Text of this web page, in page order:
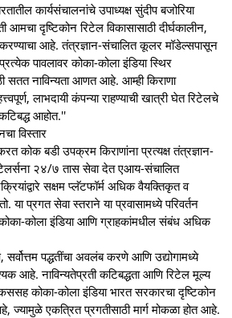
कार्यसंचालनांचे उपाध्‍यक्ष सुंदीप बजोरिया
आमचा दृष्टिकोन रिटेल विकासासाठी दीर्घकालीन,
आहे. तंत्रज्ञान-संचालित कूलर मॉडेल्‍सपासून
पावलावर कोका-कोला इंडिया स्थिर
सतत नाविन्‍यता आणत आहे. आम्‍ही किराणा
लाभदायी कंपन्‍या राहण्‍याची खात्री घेत रिटेलचे
आहोत.''
विस्‍तार
कोक बडी उपक्रम किराणांना प्रत्‍यक्ष तंत्रज्ञान-
२४/७ तास सेवा देत एआय-संचालित
सक्षम प्‍लॅटफॉर्म अधिक वैयक्तिकृत व
या प्रगत सेवा स्तराने या प्रवासामध्‍ये परिवर्तन
कोला इंडिया आणि ग्राहकांमधील संबंध अधिक
सर्वोत्तम पद्धतींचा अवलंब करणे आणि उद्योगामध्‍ये
आहे. नाविन्‍यतेप्रती कटिबद्धता आणि रिटेल मूल्‍य
कोका-कोला इंडिया भारत सरकारचा दृष्टिकोन
ज्‍यामुळे एकत्रित प्रगतीसाठी मार्ग मोकळा होत आहे.